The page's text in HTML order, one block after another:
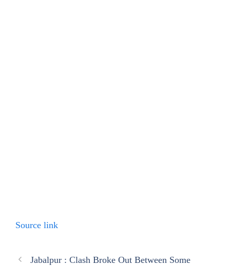
Source link
Jabalpur : Clash Broke Out Between Some